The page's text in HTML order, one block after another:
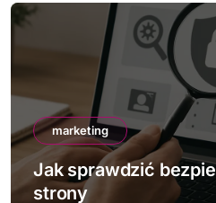
marketing
Jak sprawdzić
strony